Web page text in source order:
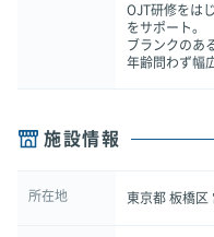
OJT研修をは
をサポート。
ブランクのあ
年齢問わず幅
施設情報
所在地 東京都 板橋区